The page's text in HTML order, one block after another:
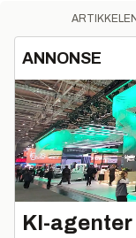
ANNONSE
KI-